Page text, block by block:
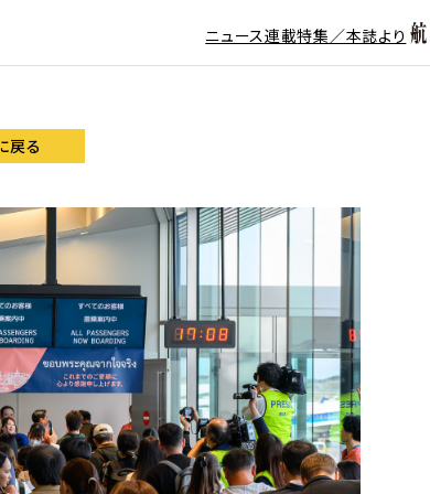
ニュース連載特集／本誌より
戻る